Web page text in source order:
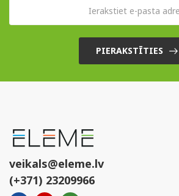
PIERAKSTĪTIES
veikals@eleme.lv
(+371) 23209966